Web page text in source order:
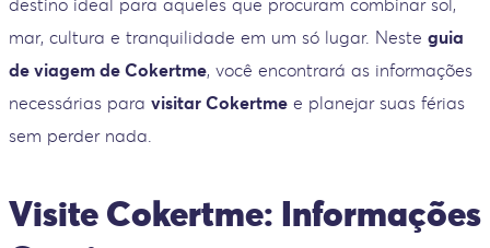
mar, cultura e tranquilidade em um só lugar. Neste guia
de viagem de Cokertme, você encontrará as informações
necessárias para visitar Cokertme e planejar suas férias
sem perder nada.
Visite Cokertme: Informações